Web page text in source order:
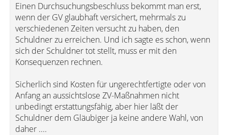
Einen Durchsuchungsbeschluss bekommt man erst,
wenn der GV glaubhaft versichert, mehrmals zu
verschiedenen Zeiten versucht zu haben, den
Schuldner zu erreichen. Und ich sagte es schon, wenn
sich der Schuldner tot stellt, muss er mit den
Konsequenzen rechnen.
Sicherlich sind Kosten für ungerechtfertigte oder von
Anfang an aussichtslose ZV-Maßnahmen nicht
unbedingt erstattungsfähig, aber hier läßt der
Schuldner dem Gläubiger ja keine andere Wahl, von
daher ....